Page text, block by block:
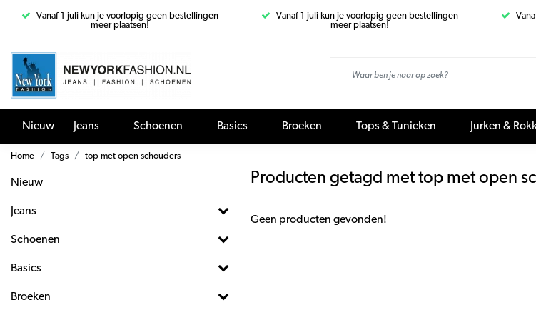
Vanaf 1 juli kun je voorlopig geen bestellingen
meer plaatsen!
Vanaf 1 juli kun je voorlopig geen bestellingen
meer plaatsen!
Nieuw Jeans Schoenen Basics Broeken Tops & Tunieken Jurken &
Home Tags top met open schouders
Nieuw
Jeans
Schoenen
Basics
Broeken
Producten getagd met top met open
Geen producten gevonden!